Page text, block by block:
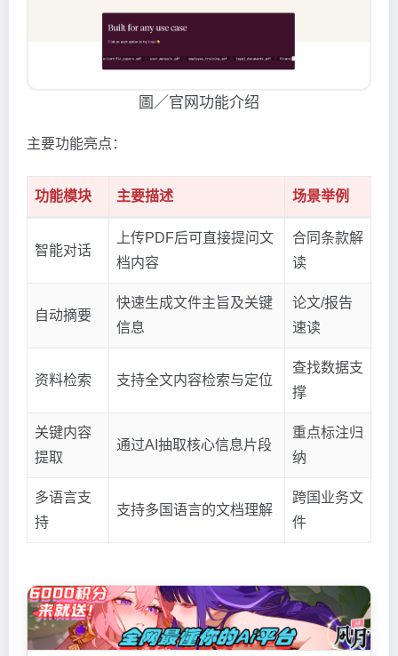
圖／官网功能介绍
主要功能亮点：
功能模块 主要描述 场景举例
智能对话
上传PDF后可直接提问文
档内容
合同条款解
读
自动摘要
快速生成文件主旨及关键
信息
论文/报告
速读
资料检索 支持全文内容检索与定位
查找数据支
撑
关键内容
提取
通过AI抽取核心信息片段
重点标注归
纳
多语言支
持
支持多国语言的文档理解
跨国业务文
件